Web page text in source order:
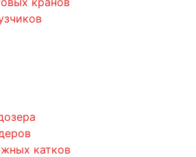
катков